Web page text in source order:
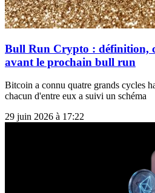
Bull Run Crypto : définition,
avant le prochain bull run
Bitcoin a connu quatre grands cycles
chacun d'entre eux a suivi un schéma
29 juin 2026 à 17:22